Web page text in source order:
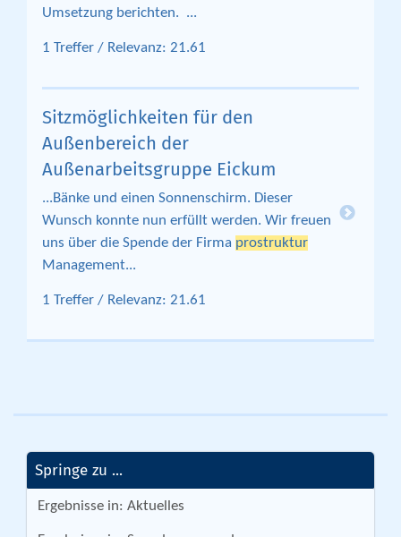
Umsetzung berichten. ...
1 Treffer / Relevanz: 21.61
Sitzmöglichkeiten für den
Außenbereich der
Außenarbeitsgruppe Eickum
...Bänke und einen Sonnenschirm. Dieser
Wunsch konnte nun erfüllt werden. Wir freuen
uns über die Spende der Firma prostruktur
Management...
1 Treffer / Relevanz: 21.61
Springe zu ...
Ergebnisse in: Aktuelles